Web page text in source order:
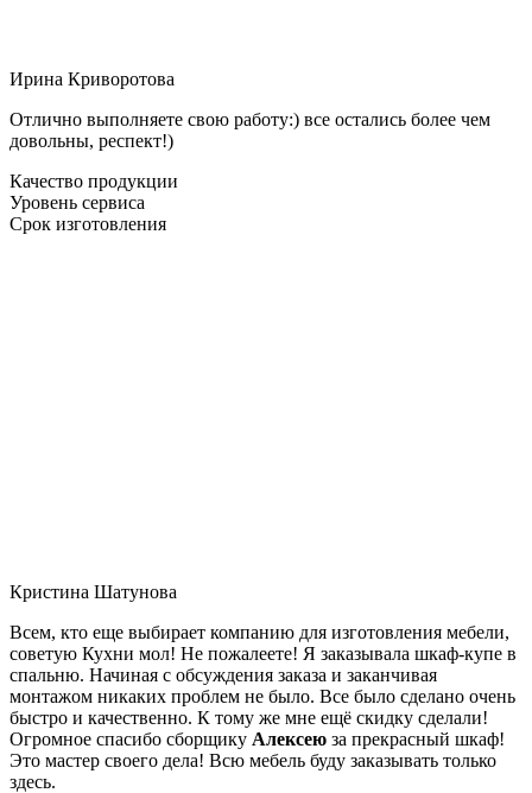
Ирина Криворотова
Отлично выполняете свою работу:) все остались более чем
довольны, респект!)
Качество продукции
Уровень сервиса
Срок изготовления
Кристина Шатунова
Всем, кто еще выбирает компанию для изготовления мебели,
советую Кухни мол! Не пожалеете! Я заказывала шкаф-купе в
спальню. Начиная с обсуждения заказа и заканчивая
монтажом никаких проблем не было. Все было сделано очень
быстро и качественно. К тому же мне ещё скидку сделали!
Огромное спасибо сборщику Алексею за прекрасный шкаф!
Это мастер своего дела! Всю мебель буду заказывать только
здесь.